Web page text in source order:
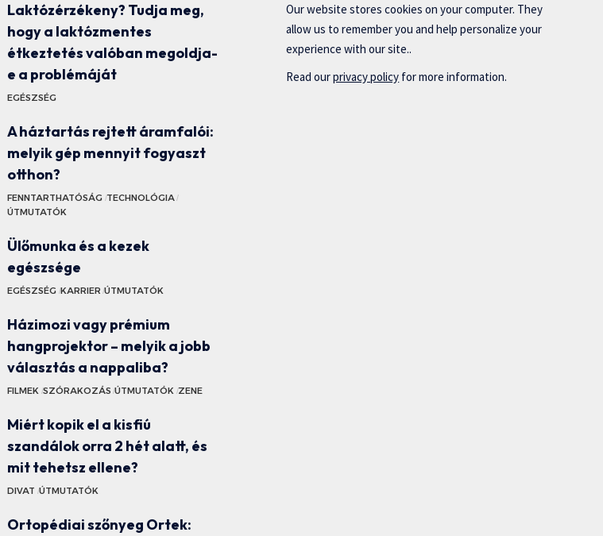
Laktózérzékeny? Tudja meg,
hogy a laktózmentes
étkeztetés valóban megoldja-
e a problémáját
EGÉSZSÉG
A háztartás rejtett áramfalói:
melyik gép mennyit fogyaszt
otthon?
FENNTARTHATÓSÁG TECHNOLÓGIA
ÚTMUTATÓK
Ülőmunka és a kezek
egészsége
EGÉSZSÉG KARRIER ÚTMUTATÓK
Házimozi vagy prémium
hangprojektor – melyik a jobb
választás a nappaliba?
FILMEK SZÓRAKOZÁS ÚTMUTATÓK ZENE
Miért kopik el a kisfiú
szandálok orra 2 hét alatt, és
mit tehetsz ellene?
DIVAT ÚTMUTATÓK
Ortopédiai szőnyeg Ortek:
Our website stores cookies on your computer. They
allow us to remember you and help personalize your
experience with our site..
Read ourprivacy policy for more information.